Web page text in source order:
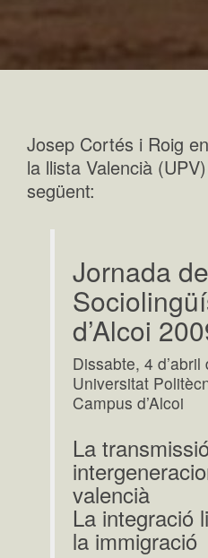
Josep Cortés i Roig
la llista Valencià
següent:
Jornada de
d’Alcoi
Dissabte, 4 d’abril
Universitat
Campus d’Alcoi
La
valencià
La integració
la immigració